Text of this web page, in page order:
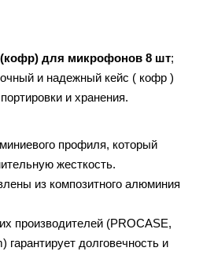
для микрофонов 8 шт;
и надежный кейс ( кофр )
и хранения.
профиля, который
жесткость.
из композитного алюминия
производителей (PROCASE,
гарантирует долговечность и